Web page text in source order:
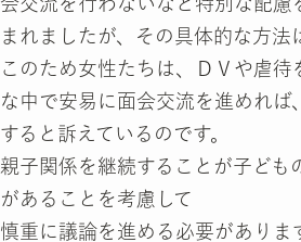
まれましたが、その具体的な方法
このため女性たちは、ＤＶや虐待
な中で安易に面会交流を進めれば
すると訴えているのです。
親子関係を継続することが子ども
があることを考慮して
慎重に議論を進める必要がありま